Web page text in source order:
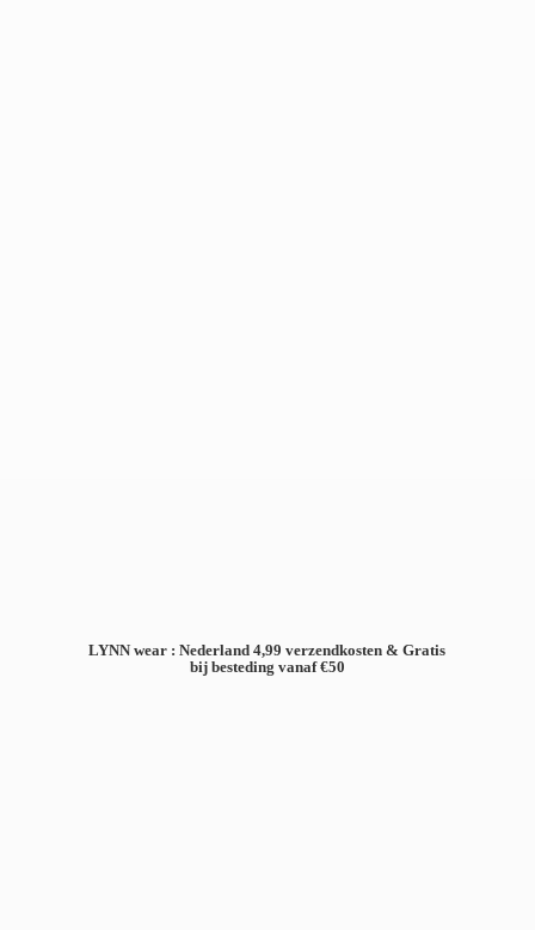
LYNN wear : Nederland 4,99 verzendkosten & Gratis
bij besteding vanaf €50